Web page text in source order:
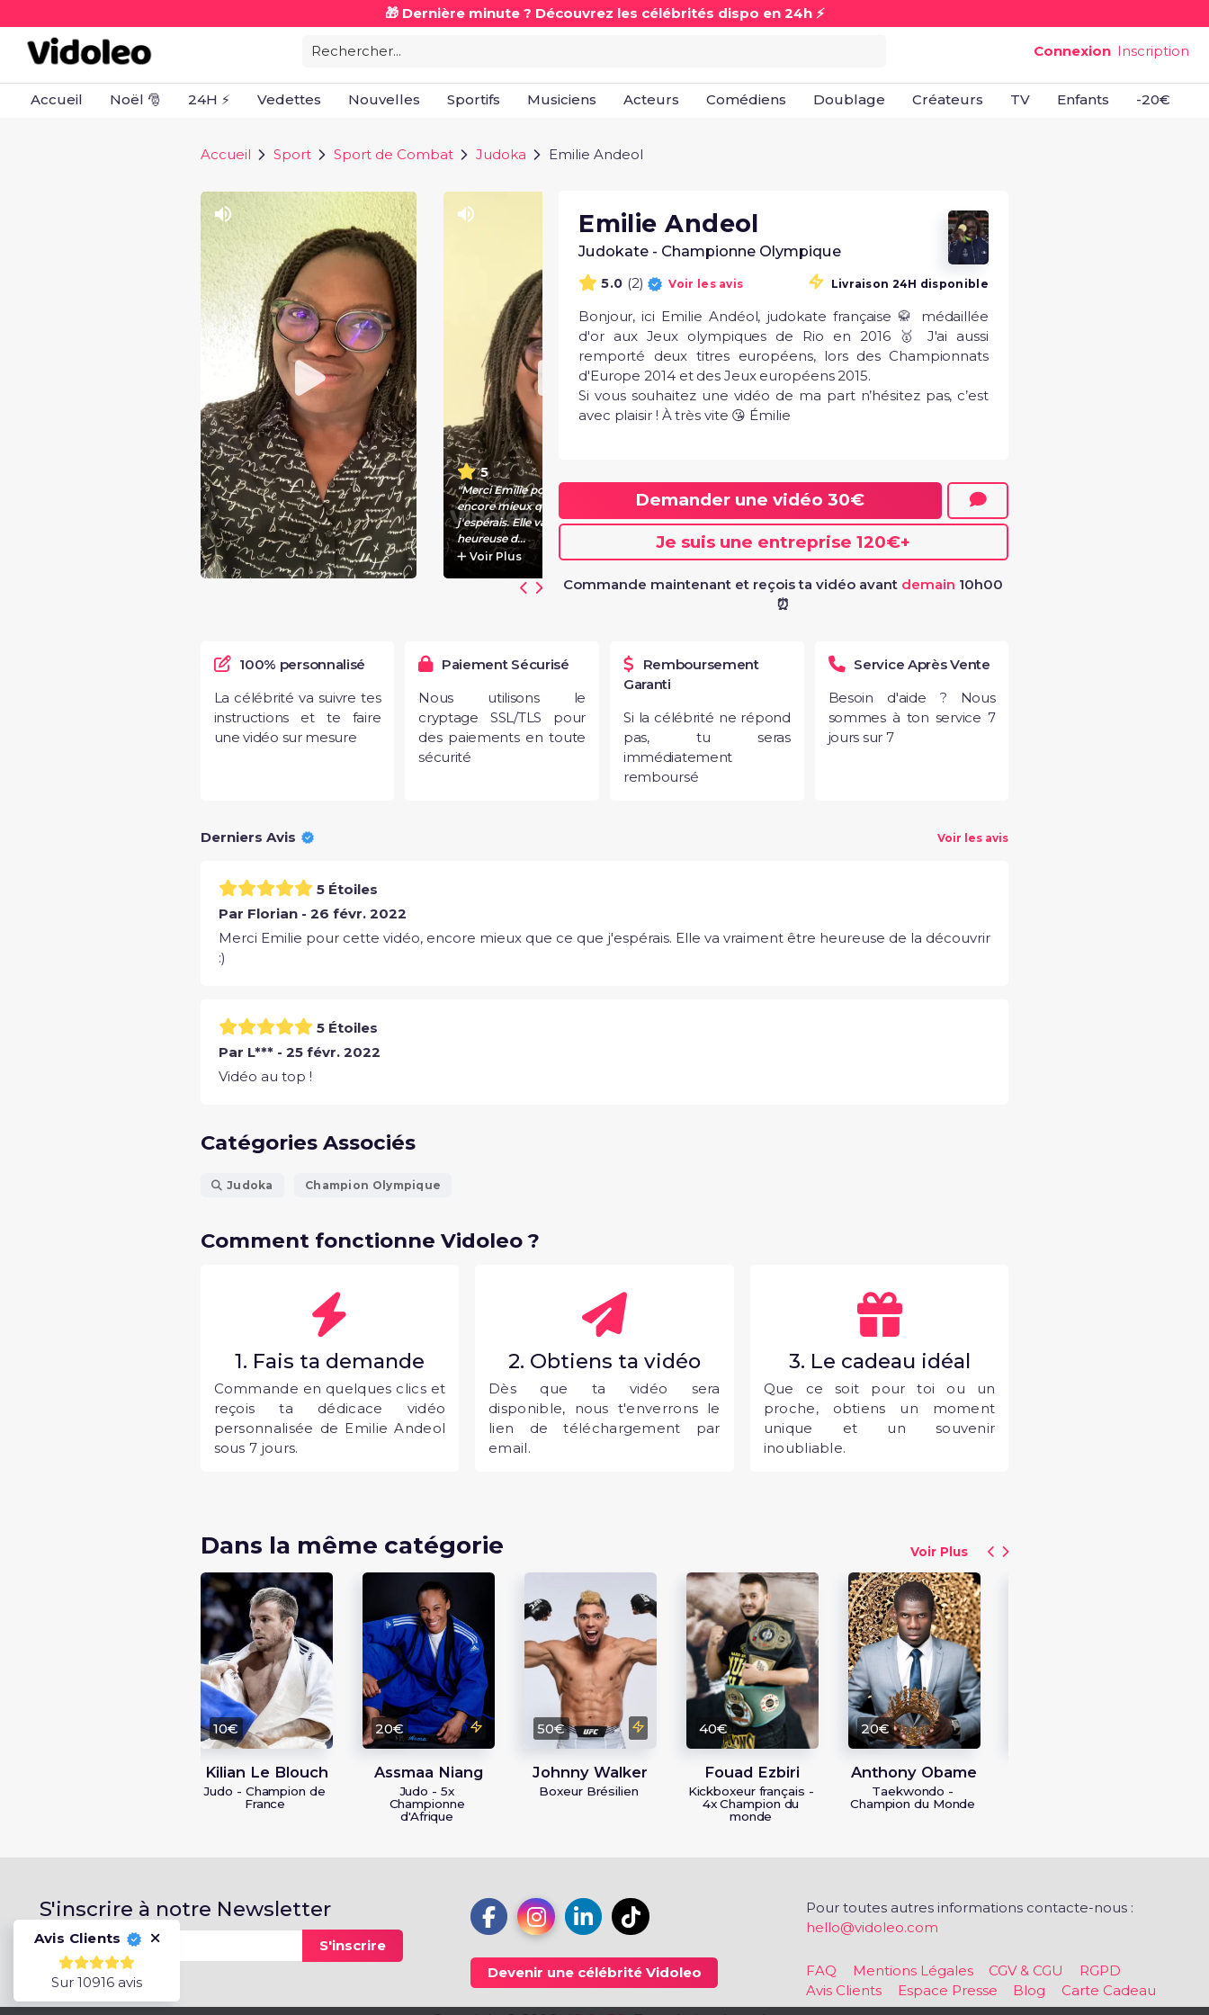
🎁 Dernière minute ? Découvrez les célébrités dispo en 24h ⚡
Rechercher... Connexion Inscription
Accueil Noël 🎅 24H ⚡ Vedettes Nouvelles Sportifs Musiciens Acteurs Comédiens Doublage Créateurs TV Enfants -20€
Accueil Sport Sport de Combat Judoka Emilie Andeol
5
"Merci Emilie pour cette vidéo,
encore mieux que ce que
j'espérais. Elle va vraiment être
heureuse d...
Voir Plus
Emilie Andeol
Judokate - Championne Olympique
5.0 (2) Voir les avis Livraison 24H disponible
Bonjour, ici Emilie Andéol, judokate française 🥋 médaillée
d'or aux Jeux olympiques de Rio en 2016 🥇 J'ai aussi
remporté deux titres européens, lors des Championnats
d'Europe 2014 et des Jeux européens 2015.
Si vous souhaitez une vidéo de ma part n’hésitez pas, c’est
avec plaisir ! À très vite 😘 Émilie
Demander une vidéo30€
Je suis une entreprise120€+
Commande maintenant et reçois ta vidéo avant demain 10h00
⏰
100% personnalisé
La célébrité va suivre tes
instructions et te faire
une vidéo sur mesure
Paiement Sécurisé
Nous utilisons le
cryptage SSL/TLS pour
des paiements en toute
sécurité
Remboursement
Garanti
Si la célébrité ne répond
pas, tu seras
immédiatement
remboursé
Service Après Vente
Besoin d'aide ? Nous
sommes à ton service 7
jours sur 7
Derniers Avis Voir les avis
5 Étoiles
Par Florian - 26 févr. 2022
Merci Emilie pour cette vidéo, encore mieux que ce que j'espérais. Elle va vraiment être heureuse de la découvrir
:)
5 Étoiles
Par L*** - 25 févr. 2022
Vidéo au top !
Catégories Associés
Judoka Champion Olympique
Comment fonctionne Vidoleo ?
1. Fais ta demande
Commande en quelques clics et
reçois ta dédicace vidéo
personnalisée de Emilie Andeol
sous 7 jours.
2. Obtiens ta vidéo
Dès que ta vidéo sera
disponible, nous t'enverrons le
lien de téléchargement par
email.
3. Le cadeau idéal
Que ce soit pour toi ou un
proche, obtiens un moment
unique et un souvenir
inoubliable.
Dans la même catégorie Voir Plus
10€
Kilian Le Blouch
Judo - Champion de
France
20€
Assmaa Niang
Judo - 5x
Championne
d'Afrique
50€
Johnny Walker
Boxeur Brésilien
40€
Fouad Ezbiri
Kickboxeur français -
4x Champion du
monde
20€
Anthony Obame
Taekwondo -
Champion du Monde
S'inscrire à notre Newsletter
S'inscrire
Devenir une célébrité Vidoleo
Pour toutes autres informations contacte-nous :
hello@vidoleo.com
FAQ Mentions Légales CGV & CGU
RGPD
Avis Clients
Espace Presse Blog
Carte Cadeau
Avis Clients
Sur 10916 avis